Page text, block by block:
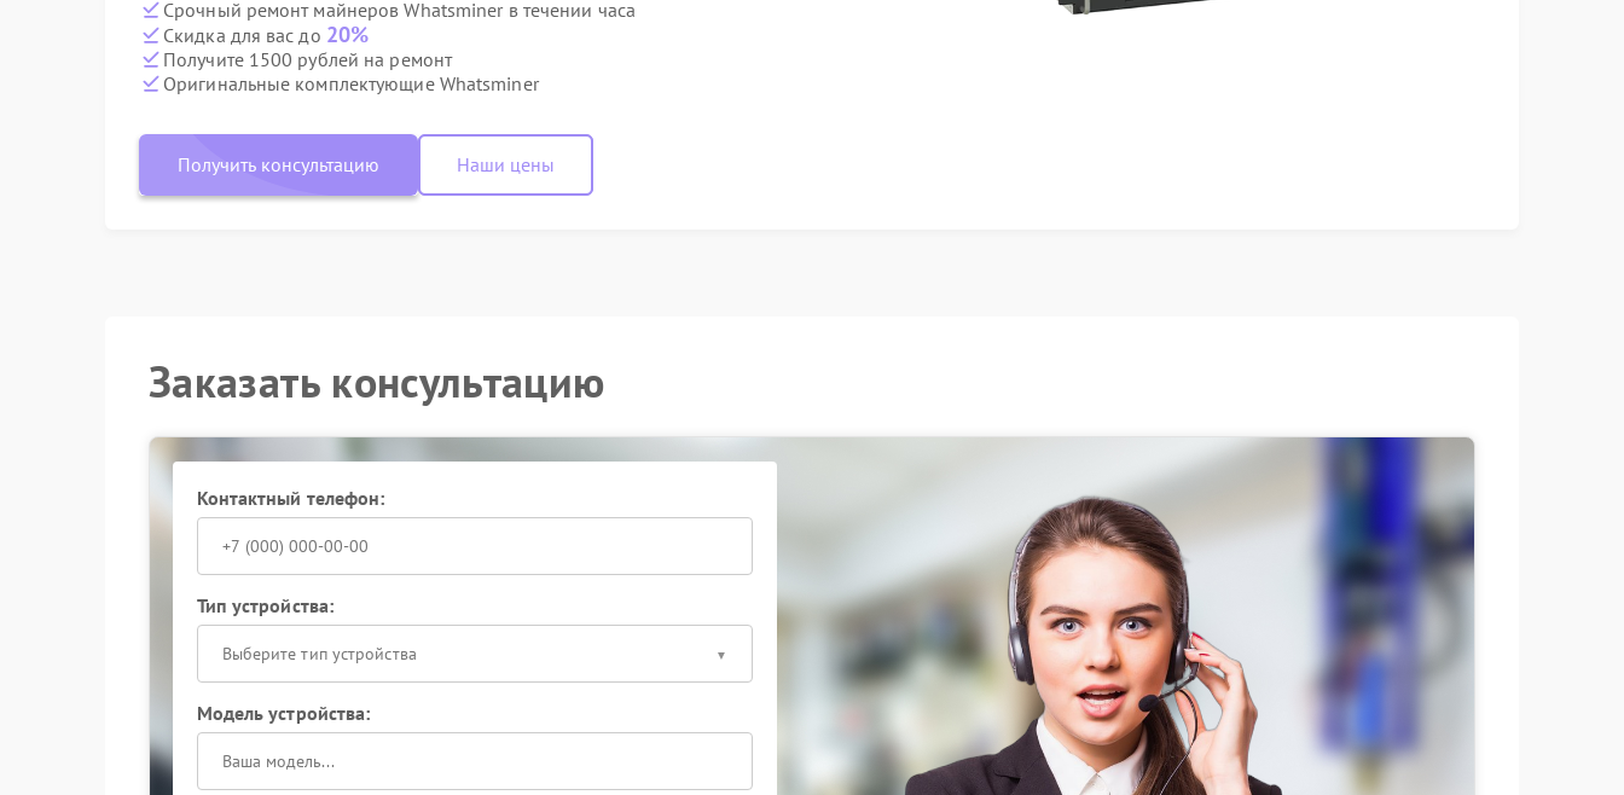
Срочный ремонт майнеров Whatsminer в течении часа
Скидка для вас до 20%
Получите 1500 рублей на ремонт
Оригинальные комплектующие Whatsminer
Получить консультацию Наши цены
Заказать консультацию
Контактный телефон:
Тип устройства:
Выберите тип устройства
Модель устройства: